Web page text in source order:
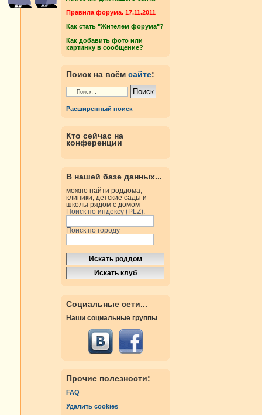
Правила форума. 17.11.2011
Как стать "Жителем форума"?
Как добавить фото или
картинку в сообщение?
Поиск на всём сайте:
Расширенный поиск
Кто сейчас на
конференции
В нашей базе данных...
можно найти роддома,
клиники, детские сады и
школы рядом с домом
Поиск по индексу (PLZ):
Поиск по городу
Социальные сети...
Наши социальные группы
Прочие полезности:
FAQ
Удалить cookies